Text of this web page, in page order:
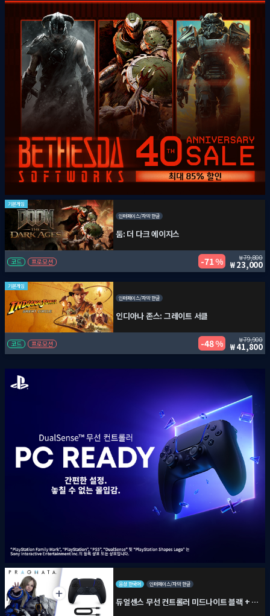
기본게임
인터페이스/자막 한글
둠: 더 다크 에이지스
코드 프로모션 71 % 79,800
23,000
기본게임
인터페이스/자막 한글
인디아나 존스: 그레이트 서클
코드 프로모션 48 % 79,900
41,800
음성 한국어 인터페이스/자막 한글
듀얼센스 무선 컨트롤러 미드나이트 블랙 + PC용 USB 케이블 + 프래그마타